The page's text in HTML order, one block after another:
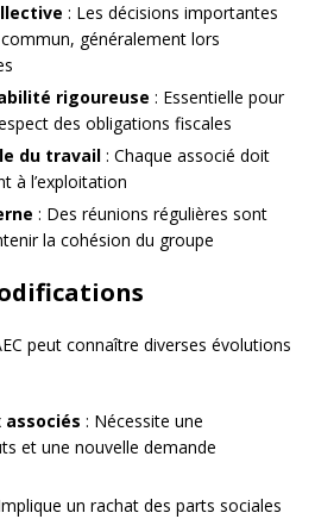
: Les décisions importantes
généralement lors
rigoureuse : Essentielle pour
des obligations fiscales
du travail : Chaque associé doit
à l’exploitation
: Des réunions régulières sont
la cohésion du groupe
peut connaître diverses évolutions
associés : Nécessite une
et une nouvelle demande
un rachat des parts sociales